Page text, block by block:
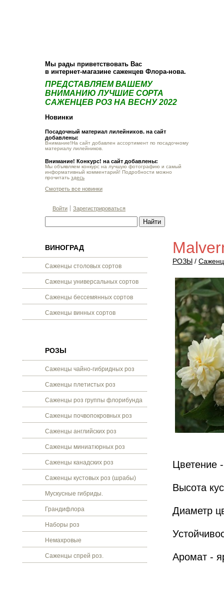
Мы рады приветствовать Вас
в интернет-магазине саженцев Флора-нова.
ПРЕДСТАВЛЯЕМ ВАШЕМУ
ВНИМАНИЮ ЛУЧШИЕ СОРТА
САЖЕНЦЕВ РОЗ НА ВЕСНУ 2022
Новинки
Посадочный материал лилейников. на сайт
добавлены:
Внимание!На сайт добавлен ассортимент по посадочному
материалу лилейников.
Внимание! Конкурс! на сайт добавлены:
Мы объявляем конкурс на лучшую фотографию и самый
информативный комментарий! Подробности можно
прочитать здесь
Смотреть все новинки
Войти Зарегистрироваться
ВИНОГРАД
Саженцы столовых сортов
Саженцы универсальных сортов
Саженцы бессемянных сортов
Саженцы винных сортов
РОЗЫ
Саженцы чайно-гибридных роз
Саженцы плетистых роз
Саженцы роз группы флорибунда
Саженцы почвопокровных роз
Саженцы английских роз
Саженцы миниатюрных роз
Саженцы канадских роз
Саженцы кустовых роз (шрабы)
Мускусные гибриды.
Грандифлора
Наборы роз
Немахровые
Саженцы спрей роз.
РОЗЫ /
Цветение
Высота
Диаметр
Аромат -